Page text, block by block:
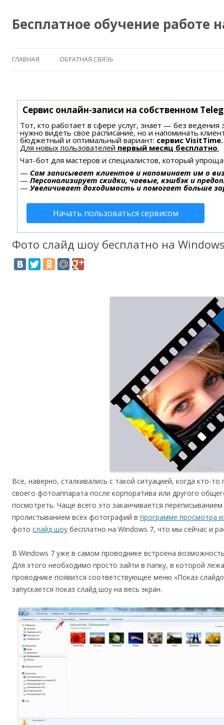
Бесплатное обучение работе
ГЛАВНАЯ ОБРАТНАЯ СВЯЗЬ
Сервис онлайн-записи на собственном
Тот, кто работает в сфере услуг, знает — без ведения
нужно видеть свое расписание, но и напоминать
бюджетный и оптимальный вариант: сервис VisitTime.
Для новых пользователей первый месяц бесплатно.
Чат-бот для мастеров и специалистов, который
— Сам записывает клиентов и напоминает им о
— Персонализирует скидки, чаевые, кэшбэк и
— Увеличивает доходимость и помогает больше
Начать пользоваться сервисом
Фото слайд шоу бесплатно на
Все, наверно, сталкивались с такой ситуацией, когда кто-
своего фотоаппарата после корпоратива или другого
посмотреть. Чаще всего это заканчивается
пролистыванием всех фотографий в программе просмотра
фото слайд шоу бесплатно на Windows 7, что мы сейчас и
В Windows 7 уже в самом проводнике встроена
Для этого необходимо просто зайти в папку, в которой
проводнике появится соответствующее меню «Показ
запускается показ слайд шоу на весь экран.